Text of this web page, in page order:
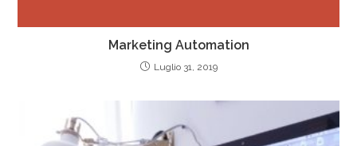
Marketing Automation
Luglio 31, 2019